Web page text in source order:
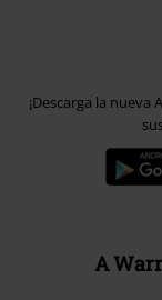
¡Descarga la
A